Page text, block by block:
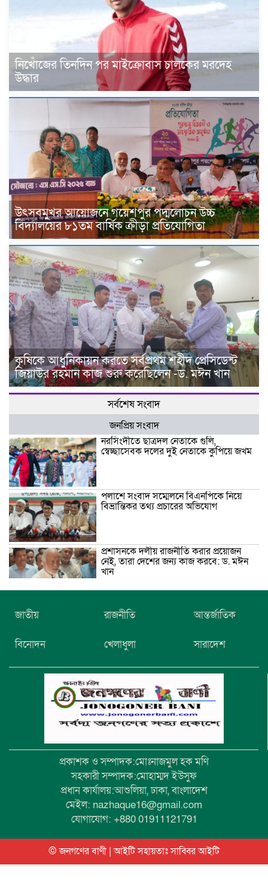
নিখোঁজের তিনদিন পর মাইক্রোবাস চালকের মরদেহ
উদ্ধার
উৎসবমুখর আয়োজনে গয়েশপুর পদ্মলোচন উচ্চ
বিদ্যালয়ের ৮১তম বার্ষিক ক্রীড়া প্রতিযোগিতা
কৃষিকে আধুনিকায়ন করতে সর্বপ্রথম শহীদ প্রেসিডেন্ট
জিয়াউর রহমান কাজ শুরু করেছিলেন -ড. মঈন খান
সর্বশেষ সংবাদ
জনপ্রিয় সংবাদ
নরসিংদীতে ছাত্রদল নেতাকে গুলি,
স্বেচ্ছাসেবক দলের দুই নেতাকে কুপিয়ে জখম
পলাশে সংবাদ সম্মেলনে বিএনপিকে নিয়ে
বিভ্রান্তিকর তথ্য প্রচারের অভিযোগ
প্রশাসনকে দলীয় রাজনীতি করার প্রয়োজন
নেই, তারা দেশের জন্য কাজ করবে: ড. মঈন
খান
নিখোঁজের তিনদিন পর মাইক্রোবাস চালকের
মরদেহ উদ্ধার
উচ্চ বিদ্যালয়ের ৮১তম বার্ষিক ক্রীড়া
জাতীয় রাজনীতি আন্তর্জাতিক
বিনোদন খেলাধুলা সারাদেশ
প্রকাশক ও সম্পাদক:মোঃনাজমুল হক মণি
সহকারী সম্পাদক:মোহাম্মদ ইউসুফ
প্রধান কার্যালয়:আশুলিয়া, ঢাকা, বাংলাদেশ
মেইল: nazhaque16@gmail.com
যোগাযোগ: +880 01911121791
© জনগণের বাণী | আইটি সহায়তাঃসাব্বির আইটি